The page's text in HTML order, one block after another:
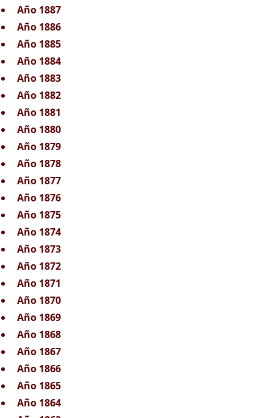
Año 1887
Año 1886
Año 1885
Año 1884
Año 1883
Año 1882
Año 1881
Año 1880
Año 1879
Año 1878
Año 1877
Año 1876
Año 1875
Año 1874
Año 1873
Año 1872
Año 1871
Año 1870
Año 1869
Año 1868
Año 1867
Año 1866
Año 1865
Año 1864